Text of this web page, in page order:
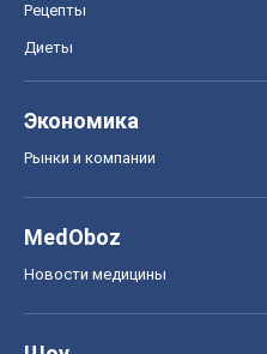
Рецепты
Диеты
Экономика
Рынки и компании
MedOboz
Новости медицины